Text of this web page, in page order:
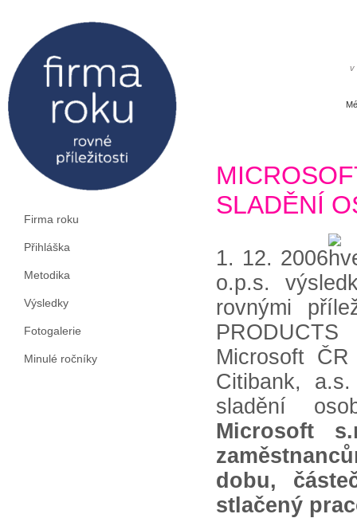
v
Firma roku
Přihláška
Metodika
Výsledky
Fotogalerie
Minulé ročníky
SLADĚNÍ
1. 12. 2006
o.p.s.
rovnými
Microsoft
Citibank,
sladění
Microsoft
dobu,
stlačený